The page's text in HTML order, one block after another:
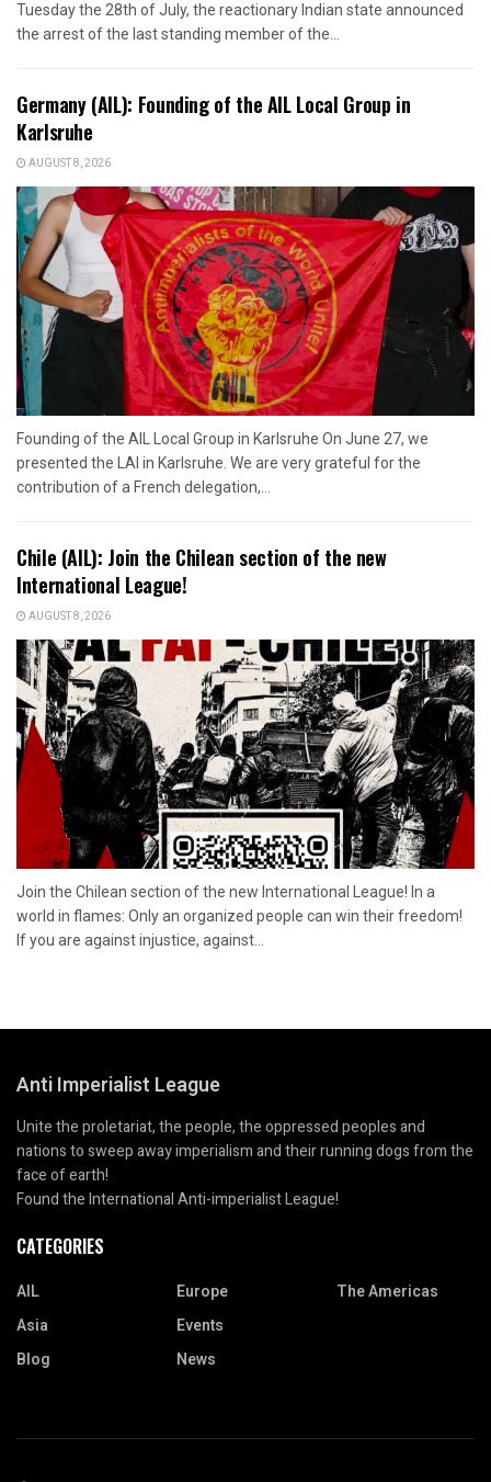
Tuesday the 28th of July, the reactionary Indian state announced
the arrest of the last standing member of the...
Germany (AIL): Founding of the AIL Local Group in
Karlsruhe
AUGUST 8, 2026
Founding of the AIL Local Group in Karlsruhe On June 27, we
presented the LAI in Karlsruhe. We are very grateful for the
contribution of a French delegation,...
Chile (AIL): Join the Chilean section of the new
International League!
AUGUST 8, 2026
Join the Chilean section of the new International League! In a
world in flames: Only an organized people can win their freedom!
If you are against injustice, against...
Anti Imperialist League
Unite the proletariat, the people, the oppressed peoples and
nations to sweep away imperialism and their running dogs from the
face of earth!
Found the International Anti-imperialist League!
CATEGORIES
AIL
Asia
Blog
Europe
Events
News
The Americas